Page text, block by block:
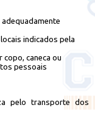
indicados pela
caneca ou
pessoais
pelo transporte dos